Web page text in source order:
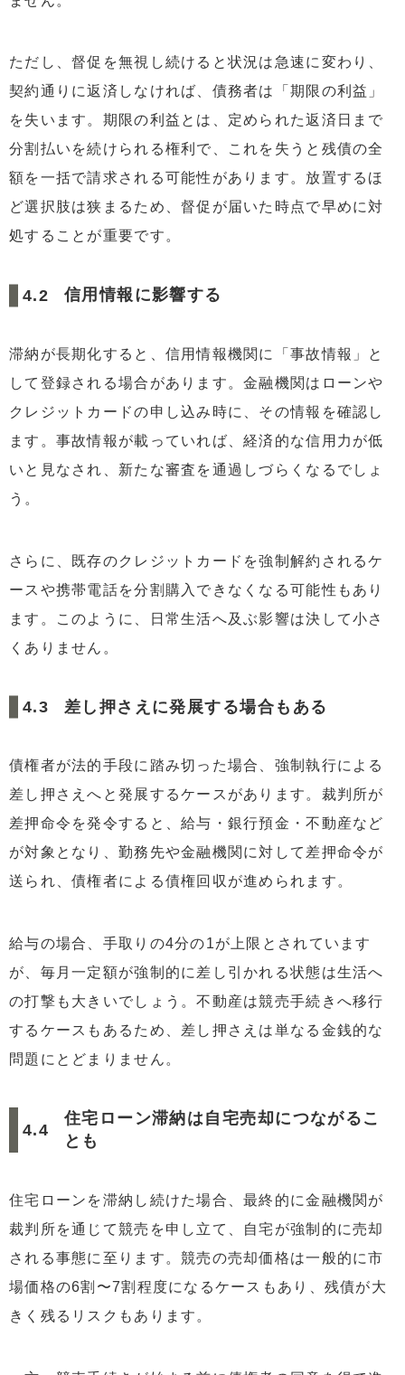
ただし、督促を無視し続けると状況は急速に変わり、
契約通りに返済しなければ、債務者は「期限の利益」
を失います。期限の利益とは、定められた返済日まで
分割払いを続けられる権利で、これを失うと残債の全
額を一括で請求される可能性があります。放置するほ
ど選択肢は狭まるため、督促が届いた時点で早めに対
処することが重要です。
信用情報に影響する
滞納が長期化すると、信用情報機関に「事故情報」と
して登録される場合があります。金融機関はローンや
クレジットカードの申し込み時に、その情報を確認し
ます。事故情報が載っていれば、経済的な信用力が低
いと見なされ、新たな審査を通過しづらくなるでしょ
う。
さらに、既存のクレジットカードを強制解約されるケ
ースや携帯電話を分割購入できなくなる可能性もあり
ます。このように、日常生活へ及ぶ影響は決して小さ
くありません。
差し押さえに発展する場合もある
債権者が法的手段に踏み切った場合、強制執行による
差し押さえへと発展するケースがあります。裁判所が
差押命令を発令すると、給与・銀行預金・不動産など
が対象となり、勤務先や金融機関に対して差押命令が
送られ、債権者による債権回収が進められます。
給与の場合、手取りの4分の1が上限とされています
が、毎月一定額が強制的に差し引かれる状態は生活へ
の打撃も大きいでしょう。不動産は競売手続きへ移行
するケースもあるため、差し押さえは単なる金銭的な
問題にとどまりません。
住宅ローン滞納は自宅売却につながるこ
とも
住宅ローンを滞納し続けた場合、最終的に金融機関が
裁判所を通じて競売を申し立て、自宅が強制的に売却
される事態に至ります。競売の売却価格は一般的に市
場価格の6割〜7割程度になるケースもあり、残債が大
きく残るリスクもあります。